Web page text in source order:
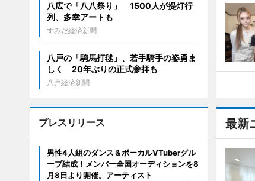
最新
八広で「八八祭り」 1500人が提灯行
列、多幸アートも
すみだ経済新聞
八戸の「騎馬打毬」、若手騎手の姿勇ま
しく 20年ぶりの正式参拝も
八戸経済新聞
プレスリリース
男性4人組のダンス＆ボーカルVTuberグル
ープ結成！メンバー全国オーディションを8
月8日より開催。アーティスト